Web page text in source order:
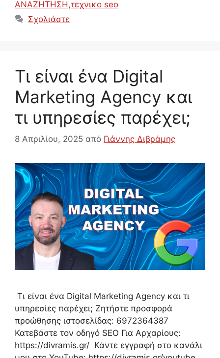
ΑΝΑΖΗΤΗΣΗ ,τεχνικο seo
Σχολιάστε
Τι είναι ένα Digital
Marketing Agency και
τι υπηρεσίες παρέχει;
8 Απριλίου, 2025 από Γιάννης Διβράμης
Τι είναι ένα Digital Marketing Agency και τι
υπηρεσίες παρέχει; Ζητήστε προσφορά
προώθησης ιστοσελίδας: 6972364387
Κατεβάστε τον οδηγό SEO Για Αρχαρίους:
https://divramis.gr/ Κάντε εγγραφή στο κανάλι